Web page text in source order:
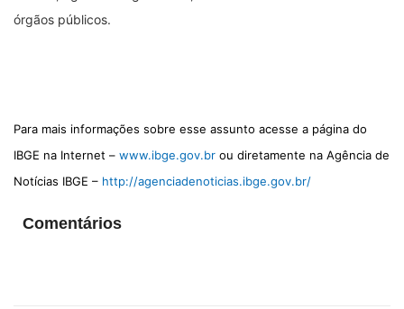
órgãos públicos.
Para mais informações sobre esse assunto acesse a página do
IBGE na Internet – www.ibge.gov.br ou diretamente na Agência de
Notícias IBGE – http://agenciadenoticias.ibge.gov.br/
Comentários